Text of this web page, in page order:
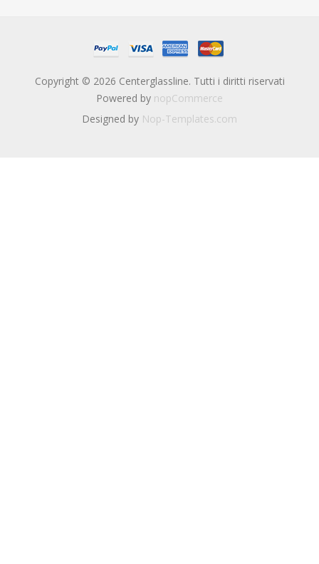
Copyright © 2026 Centerglassline. Tutti i diritti riservati
Powered by nopCommerce
Designed by Nop-Templates.com